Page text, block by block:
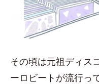
その頃は元祖ディス
ーロビートが流行っ